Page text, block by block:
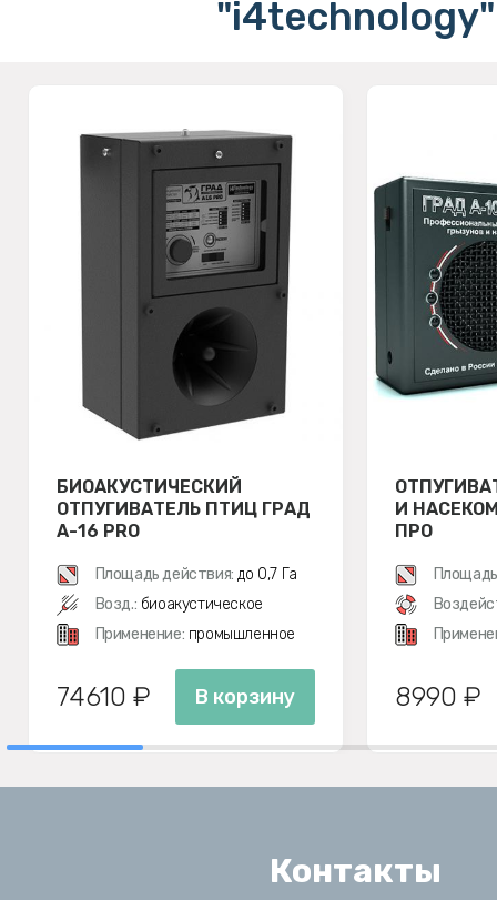
"i4technology"
БИОАКУСТИЧЕСКИЙ
ОТПУГИВАТЕЛЬ ПТИЦ ГРАД
А-16 PRO
Площадь действия: до 0,7 Га
Возд.: биоакустическое
Применение: промышленное
74610 ₽ В корзину
И
ПРО
8990 ₽
Контакты